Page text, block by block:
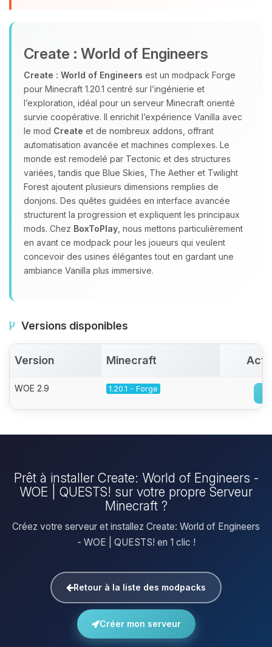
Create : World of Engineers
Create : World of Engineers est un modpack Forge
pour Minecraft 1.20.1 centré sur l’ingénierie et
l’exploration, idéal pour un serveur Minecraft orienté
survie coopérative. Il enrichit l’expérience Vanilla avec
le mod Create et de nombreux addons, offrant
automatisation avancée et machines complexes. Le
monde est remodelé par Tectonic et des structures
variées, tandis que Blue Skies, The Aether et Twilight
Forest ajoutent plusieurs dimensions remplies de
donjons. Des quêtes guidées en interface avancée
structurent la progression et expliquent les principaux
mods. Chez BoxToPlay , nous mettons particulièrement
en avant ce modpack pour les joueurs qui veulent
concevoir des usines élégantes tout en gardant une
ambiance Vanilla plus immersive.
Versions disponibles
Version Minecraft
WOE 2.9 1.20.1 - Forge
Prêt à installer Create: World of Engineers -
WOE | QUESTS! sur votre propre Serveur
Minecraft ?
Créez votre serveur et installez Create: World of Engineers
- WOE | QUESTS! en 1 clic !
Retour à la liste des modpacks
Créer mon serveur